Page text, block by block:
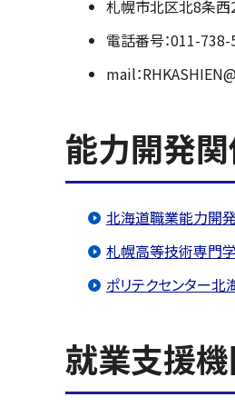
札幌市北区北8条
電話番号：011-
mail：
能力開発
北海道職業能力開
札幌高等技術専門
ポリテクセンター北
就業支援